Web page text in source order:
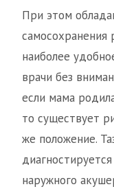
При этом
самосохранения
наиболее
врачи без
если мама
то существует
же положение.
наружного